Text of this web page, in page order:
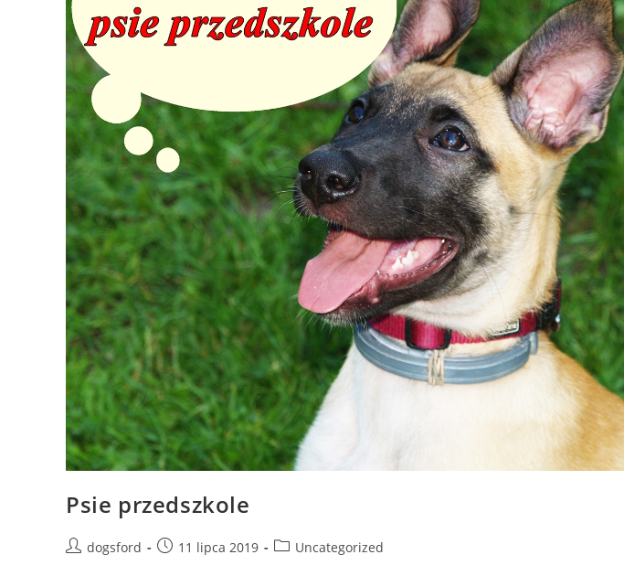
Psie przedszkole
Postdogsford
Post11 lipca 2019
PostUncategorized